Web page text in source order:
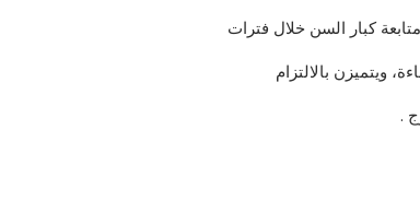
كبار السن خلال فترات
ويتميزن بالالتزام
.